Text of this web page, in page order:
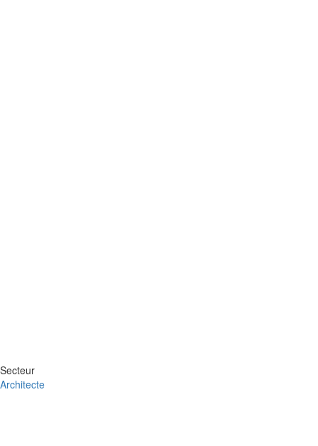
Secteur
Architecte